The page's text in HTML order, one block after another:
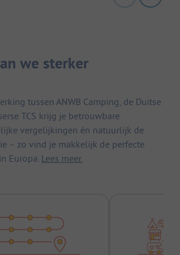
we sterker
tussen ANWB Camping, de Duitse
TCS krijg je betrouwbare
vergelijkingen én natuurlijk de
– zo vind je makkelijk de perfecte
Europa. Lees meer.